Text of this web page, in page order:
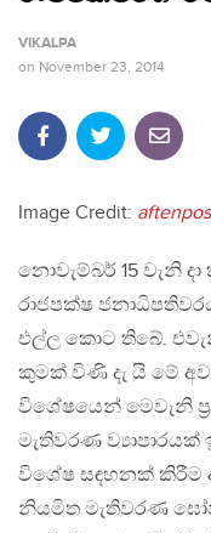
VIKALPA
on November 23, 2014
Image Credit:
නොවැම්බර් 15 වැනි
රාජපක්ෂ
එල්ල කොට තිබේ.
කුමක් විණි දැ යි මේ
විශේෂයෙන් මෙවැනි
මැතිවරණ
විශේෂ සඳහනක් කිරීම
නියමිත මැතිවරණ